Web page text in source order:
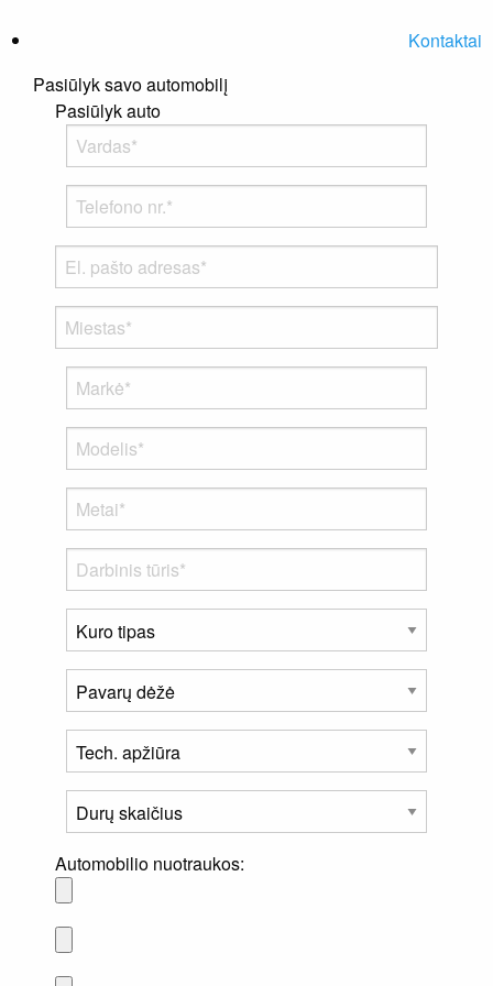
Kontaktai
Pasiūlyk savo automobilį
Pasiūlyk auto
Automobilio nuotraukos: